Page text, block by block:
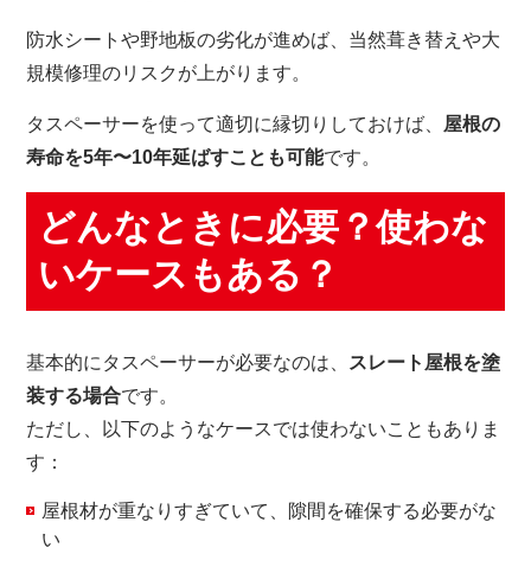
防水シートや野地板の劣化が進めば、当然葺き替えや大
規模修理のリスクが上がります。
タスペーサーを使って適切に縁切りしておけば、 屋根の
寿命を5年〜10年延ばすことも可能です。
どんなときに必要？使わな
いケースもある？
基本的にタスペーサーが必要なのは、 スレート屋根を塗
装する場合です。
ただし、以下のようなケースでは使わないこともありま
す：
屋根材が重なりすぎていて、隙間を確保する必要がな
い